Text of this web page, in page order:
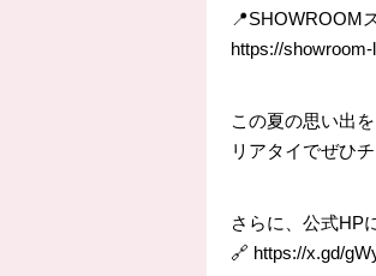
📍SHOWROOM
https://
この夏の思い出
リアタイでぜひ
さらに、公式HP
🔗 https://x.gd/